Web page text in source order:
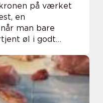
på værket
en
man bare
øl i godt
ingrediens